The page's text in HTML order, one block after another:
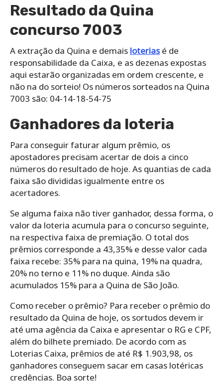
Resultado da Quina
concurso 7003
A extração da Quina e demais loteriasé de
responsabilidade da Caixa, e as dezenas expostas
aqui estarão organizadas em ordem crescente, e
não na do sorteio! Os números sorteados na Quina
7003 são: 04-14-18-54-75
Ganhadores da loteria
Para conseguir faturar algum prêmio, os
apostadores precisam acertar de dois a cinco
números do resultado de hoje. As quantias de cada
faixa são divididas igualmente entre os
acertadores.
Se alguma faixa não tiver ganhador, dessa forma, o
valor da loteria acumula para o concurso seguinte,
na respectiva faixa de premiação. O total dos
prêmios corresponde a 43,35% e desse valor cada
faixa recebe: 35% para na quina, 19% na quadra,
20% no terno e 11% no duque. Ainda são
acumulados 15% para a Quina de São João.
Como receber o prêmio? Para receber o prêmio do
resultado da Quina de hoje, os sortudos devem ir
até uma agência da Caixa e apresentar o RG e CPF,
além do bilhete premiado. De acordo com as
Loterias Caixa, prêmios de até R$ 1.903,98, os
ganhadores conseguem sacar em casas lotéricas
credências. Boa sorte!